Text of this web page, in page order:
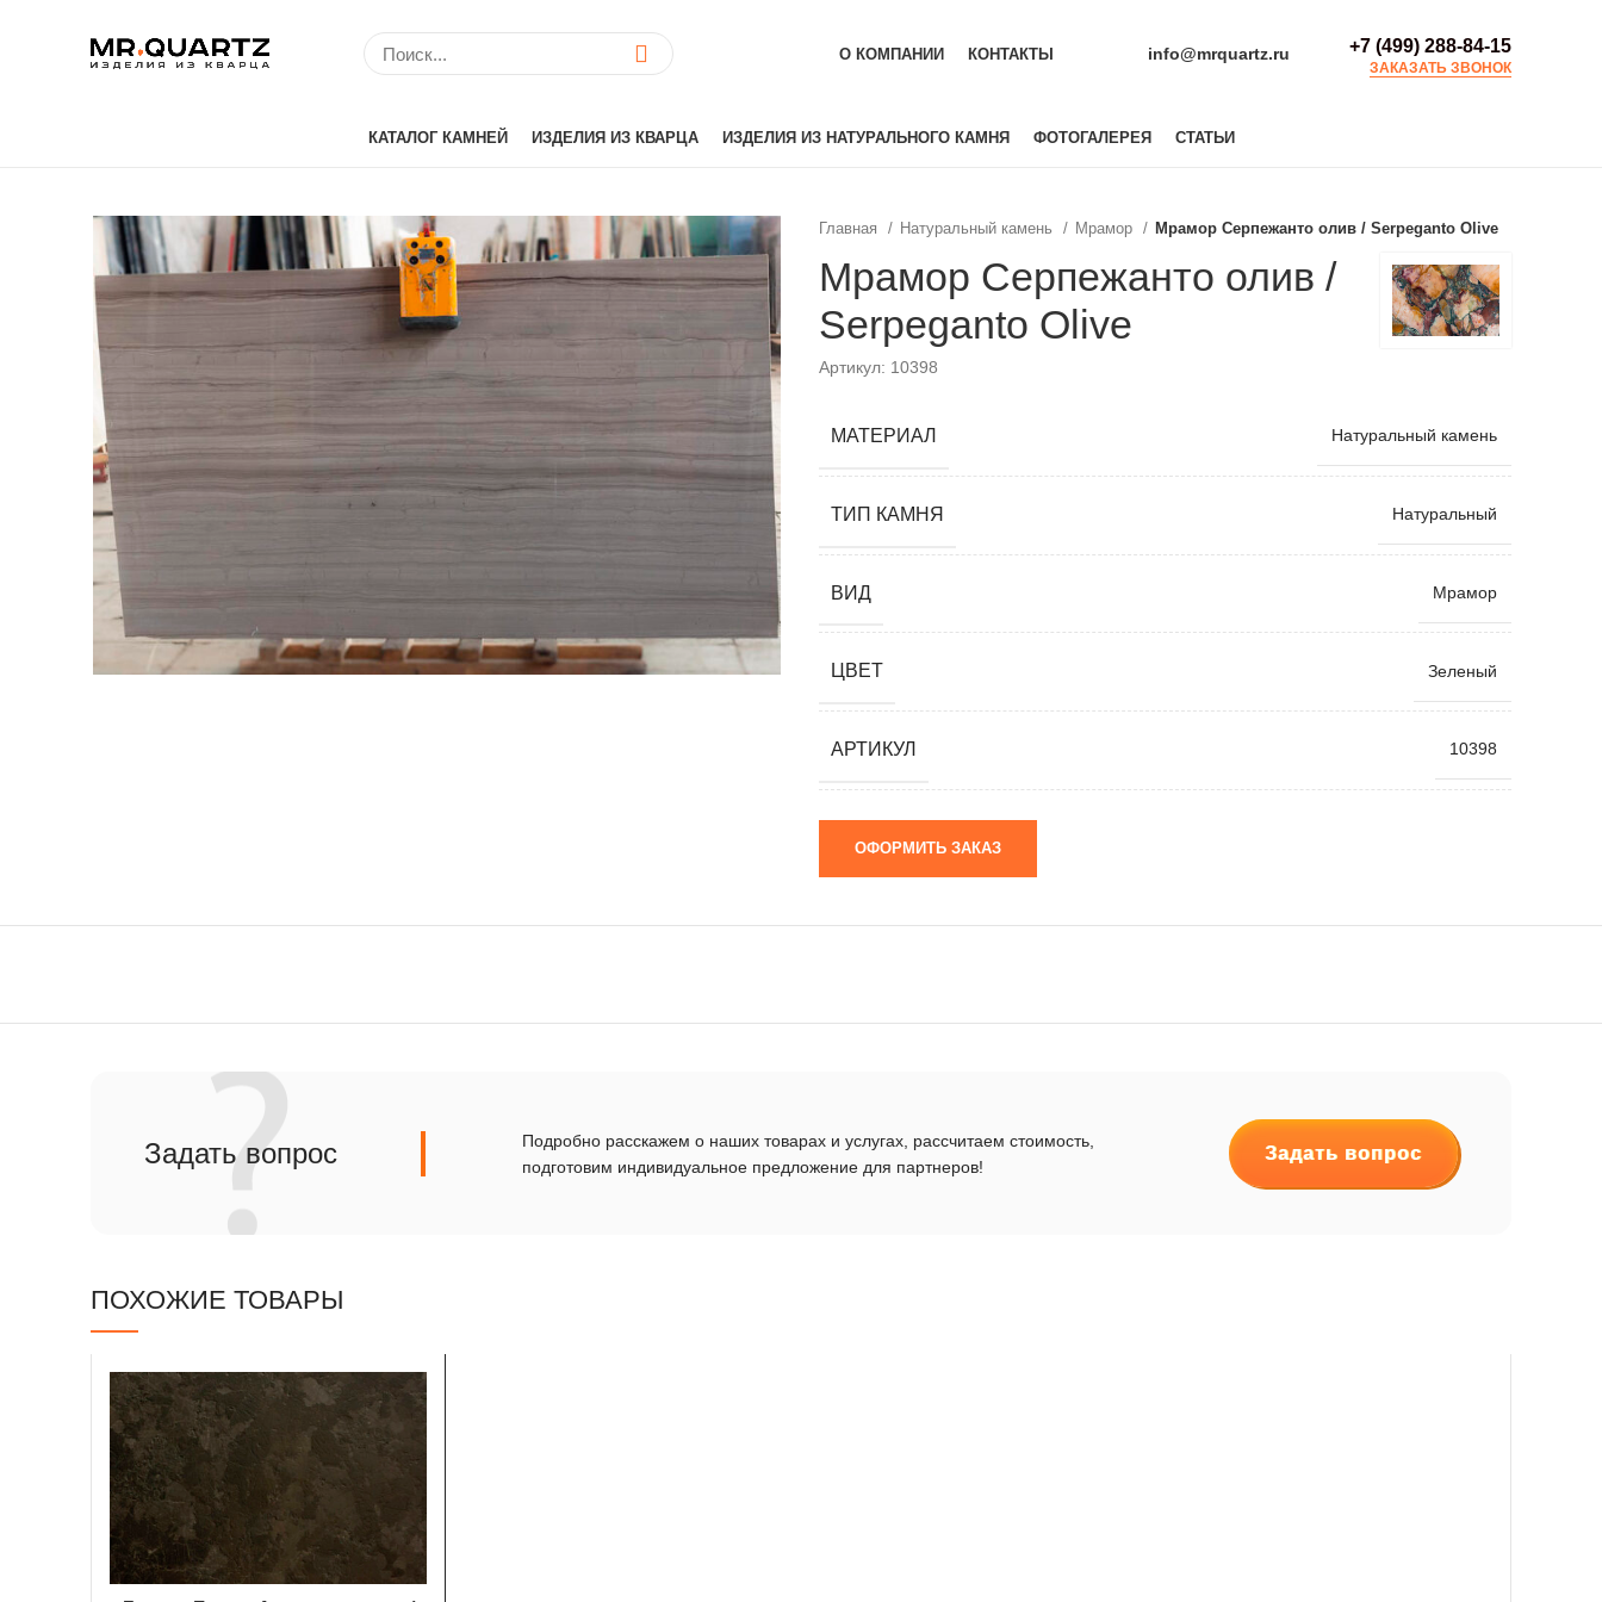
О КОМПАНИИ КОНТАКТЫ info@mrquartz.ru +7 (499) 288-84-15
ЗАКАЗАТЬ ЗВОНОК
КАТАЛОГ КАМНЕЙ
Avant Quartz (Китай)
Belenco (Турция)
Bitto (Китай)
Caesarstone (Израиль)
Cambria (США)
Compac (Португалия)
Crystal (Китай)
Etna Quartz (Китай)
QuartzForms (Германия)
Silestone (Испания)
Smart Quartz (Китай)
Hanex
Grandex
Tristone
Гранит
Оникс
ИЗДЕЛИЯ ИЗ КВАРЦА ИЗДЕЛИЯ ИЗ НАТУРАЛЬНОГО КАМНЯ ФОТОГАЛЕРЕЯ СТАТЬИ
Главная Натуральный камень Мрамор Мрамор Серпежанто олив / Serpeganto Olive
Мрамор Серпежанто олив /
Serpeganto Olive
Артикул: 10398
МАТЕРИАЛ Натуральный камень
ТИП КАМНЯ Натуральный
ВИД Мрамор
ЦВЕТ Зеленый
АРТИКУЛ 10398
ОФОРМИТЬ ЗАКАЗ
Задать вопрос
Подробно расскажем о наших товарах и услугах, рассчитаем стоимость,
подготовим индивидуальное предложение для партнеров!
Задать вопрос
ПОХОЖИЕ ТОВАРЫ